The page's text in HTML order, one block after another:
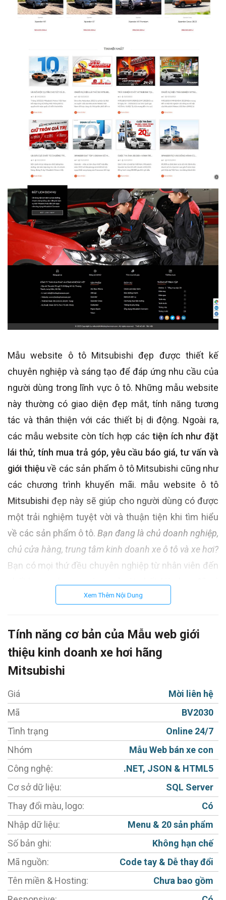
Mẫu website ô tô Mitsubishi đẹp được thiết kế
chuyên nghiệp và sáng tạo để đáp ứng nhu cầu của
người dùng trong lĩnh vực ô tô. Những mẫu website
này thường có giao diện đẹp mắt, tính năng tương
tác và thân thiện với các thiết bị di động. Ngoài ra,
các mẫu website còn tích hợp cáctiện ích như đặt
lái thử, tính mua trả góp, yêu cầu báo giá, tư vấn và
giới thiệu về các sản phẩm ô tô Mitsubishi cũng như
các chương trình khuyến mãi. mẫu website ô tô
Mitsubishiđẹp này sẽ giúp cho người dùng có được
một trải nghiệm tuyệt vời và thuận tiện khi tìm hiểu
về các sản phẩm ô tô. Bạn đang là chủ doanh nghiệp,
chủ cửa hàng, trung tâm kinh doanh xe ô tô và xe hơi?
Bạn có mọi thứ đều chuyên nghiệp từ nhân viên đến
cho mình một mẫu website bán xe ô tô – xe
theo hotline:0913.03.03.28 (Mr. Tùng) để được
website ưu ý nhất.
Bắc Việt hân hạnh giới thiệu đến bạn những
website bán xe ô tô Mitsubishi
đẹp sang trọng,
chuyên nghiệp và đẳng cấp.
Một số tính năng cơ bản Website Công ty:
- Giao diện đẹp, phù hợp với gu thẩm mỹ của người
Việt, sản phẩm hiển thị rõ ràng, hình ảnh kích thước
hợp lý, sắc nét, không bị scale (giãn) hình.
- Giao diện tùy biến chuyên nghiệp (Thiết kế Web
Responsive) hiển thị tốt trên mọi thiết bị: Máy tính;
Máy tính bảng; Điện thoại di động.
- Mẫu website bán hàng - thương mại điện tử có sẵn
report báo cáo doanh thu thông minh.
- Cho phép đăng bài: Sản phẩm - Đại lý - Trang chính
sách - Tin tức - Liên hệ.
Xem Thêm Nội Dung
Tính năng cơ bản của Mẫu web giới
thiệu kinh doanh xe hơi hãng
Mitsubishi
Giá
Mời liên hệ
Mã
BV2030
Tình trạng
Online 24/7
Nhóm
Mẫu Web bán xe con
Công nghệ:
.NET, JSON & HTML5
Cơ sở dữ liệu:
SQL Server
Thay đổi màu, logo:
Có
Nhập dữ liệu:
Menu & 20 sản phẩm
Số bản ghi:
Không hạn chế
Mã nguồn:
Code tay & Dễ thay đổi
Tên miền & Hosting:
Chưa bao gồm